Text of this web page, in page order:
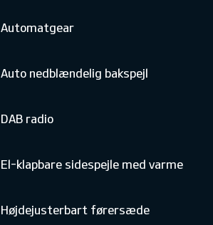
Automatgear
Auto nedblændelig bakspejl
DAB radio
El-klapbare sidespejle med varme
Højdejusterbart førersæde